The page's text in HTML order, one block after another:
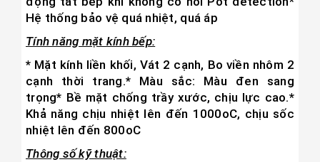
Hệ thống bảo vệ quá nhiệt, quá áp
Tính năng mặt kính bếp:
* Mặt kính liền khối, Vát 2 cạnh, Bo viền nhôm 2
cạnh thời trang.* Màu sắc: Màu đen sang
trọng* Bề mặt chống trầy xước, chịu lực cao.*
Khả năng chịu nhiệt lên đến 1000oC, chịu sốc
nhiệt lên đến 800oC
Thông số kỹ thuật: